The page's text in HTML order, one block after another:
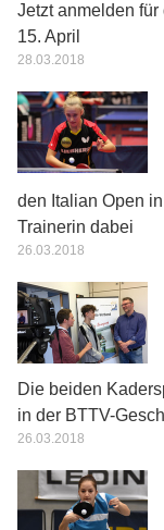
Jetzt anmelden
15. April
28.03.2018
den Italian Open
Trainerin dabei
26.03.2018
Die beiden
in der BTTV-
26.03.2018